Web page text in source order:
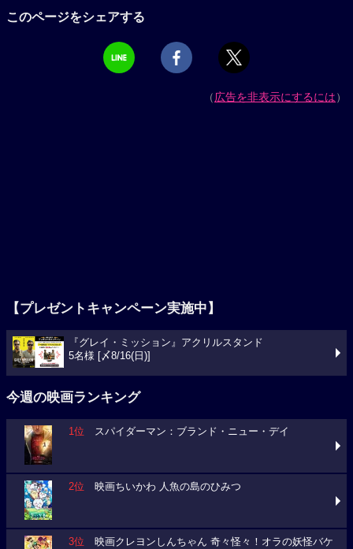
このページをシェアする
（広告を非表示にするには）
【プレゼントキャンペーン実施中】
『グレイ・ミッション』アクリルスタンド
5名様 [〆8/16(日)]
今週の映画ランキング
1位 スパイダーマン：ブランド・ニュー・デイ
2位 映画ちいかわ 人魚の島のひみつ
3位 映画クレヨンしんちゃん 奇々怪々！オラの妖怪バケ